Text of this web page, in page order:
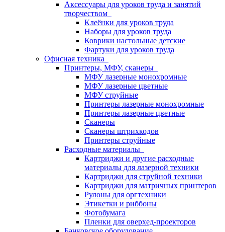
Аксессуары для уроков труда и занятий
творчеством
Клеёнки для уроков труда
Наборы для уроков труда
Коврики настольные детские
Фартуки для уроков труда
Офисная техника
Принтеры, МФУ, сканеры
МФУ лазерные монохромные
МФУ лазерные цветные
МФУ струйные
Принтеры лазерные монохромные
Принтеры лазерные цветные
Сканеры
Сканеры штрихкодов
Принтеры струйные
Расходные материалы
Картриджи и другие расходные
материалы для лазерной техники
Картриджи для струйной техники
Картриджи для матричных принтеров
Рулоны для оргтехники
Этикетки и риббоны
Фотобумага
Пленки для оверхед-проекторов